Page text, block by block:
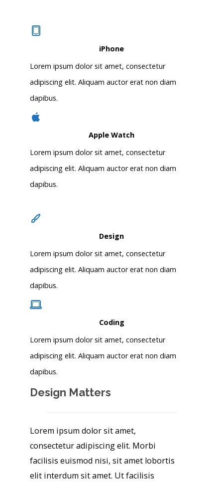
iPhone
Lorem ipsum dolor sit amet, consectetur
adipiscing elit. Aliquam auctor erat non diam
dapibus.
Apple Watch
Lorem ipsum dolor sit amet, consectetur
adipiscing elit. Aliquam auctor erat non diam
dapibus.
Design
Lorem ipsum dolor sit amet, consectetur
adipiscing elit. Aliquam auctor erat non diam
dapibus.
Coding
Lorem ipsum dolor sit amet, consectetur
adipiscing elit. Aliquam auctor erat non diam
dapibus.
Design Matters
Lorem ipsum dolor sit amet,
consectetur adipiscing elit. Morbi
facilisis euismod nisi, sit amet lobortis
elit interdum sit amet. Ut facilisis